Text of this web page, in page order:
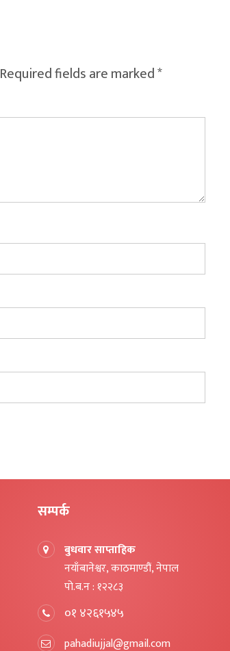
Required fields are marked*
सम्पर्क
बुधवार साप्ताहिक
नयाँबानेश्वर, काठमाण्डौं, नेपाल
पो.ब.न : १२२८३
०१ ४२६१५४५
pahadiujjal@gmail.com